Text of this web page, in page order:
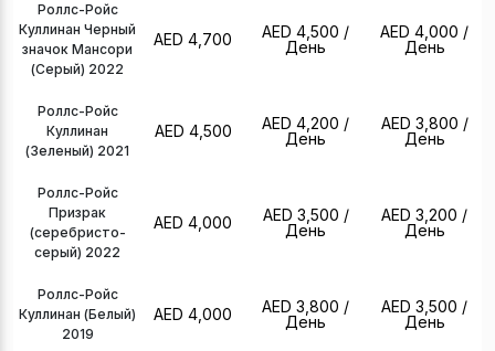
Роллс-Ройс
Куллинан Черный
значок Мансори
(Серый) 2022
AED 4,700 AED 4,500 /
День
AED 4,000 /
День
Роллс-Ройс
Куллинан
(Зеленый) 2021
AED 4,500 AED 4,200 /
День
AED 3,800 /
День
Роллс-Ройс
Призрак
(серебристо-
серый) 2022
AED 4,000 AED 3,500 /
День
AED 3,200 /
День
Роллс-Ройс
Куллинан (Белый)
2019
AED 4,000 AED 3,800 /
День
AED 3,500 /
День